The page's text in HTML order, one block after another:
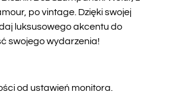
po vintage. Dzięki swojej
luksusowego akcentu do
swojego wydarzenia!
od ustawień monitora.